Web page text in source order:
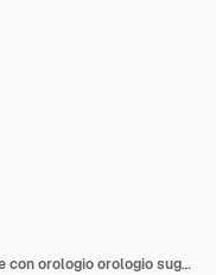
Contattaci assistenza clienti 24 ore con orologio orologio suggerimenti rapidi icona 3d isometrica illustrazione vettoriale Assistenza clienti servizio consulenza assistenza soluzione helpdesk consulenza tecnica telemarketing